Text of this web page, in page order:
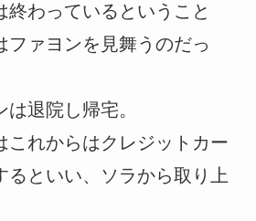
終わっているということ
ファヨンを見舞うのだっ
退院し帰宅。
これからはクレジットカー
るといい、ソラから取り上